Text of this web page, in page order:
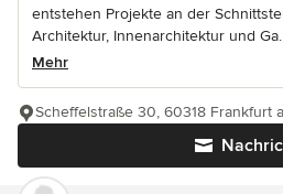
entstehen Projekte an der
Architektur, Innenarchitektur und
Mehr
Scheffelstraße 30, 60318 Frankfurt